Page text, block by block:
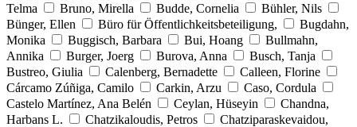
Telma
Bruno, Mirella Budde, Cornelia
Bühler, Nils
Bünger, Ellen
Büro für Öffentlichkeitsbeteiligung,
Bugdahn,
Monika
Buggisch, Barbara Bui, Hoang
Bullmahn,
Annika
Burger, Joerg Burova, Anna
Busch, Tanja
Bustreo, Giulia
Calenberg, Bernadette
Calleen, Florine
Cárcamo Zúñiga, Camilo
Carkin, Arzu
Caso, Cordula
Castelo Martínez, Ana Belén
Ceylan, Hüseyin
Chandna,
Harbans L.
Chatzikaloudis, Petros
Chatziparaskevaidou,